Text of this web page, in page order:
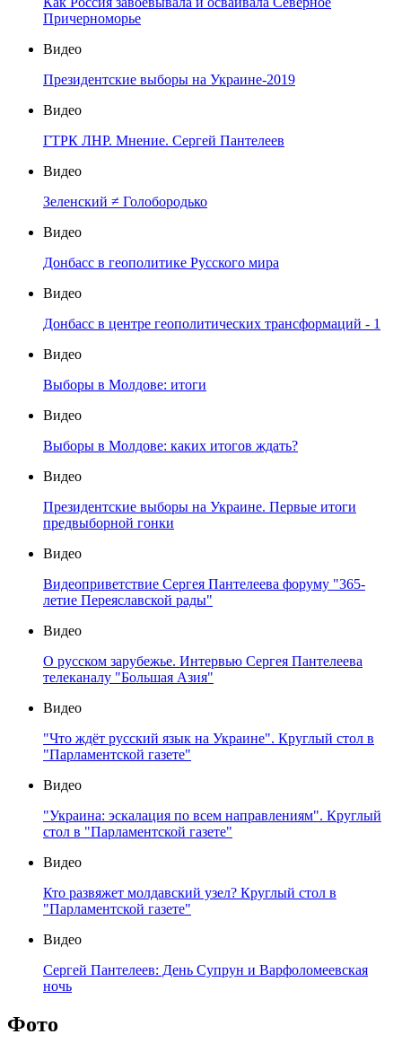
Причерноморье
Видео
Президентские выборы на Украине-2019
Видео
ГТРК ЛНР. Мнение. Сергей Пантелеев
Видео
Зеленский ≠ Голобородько
Видео
Донбасс в геополитике Русского мира
Видео
Донбасс в центре геополитических трансформаций - 1
Видео
Выборы в Молдове: итоги
Видео
Выборы в Молдове: каких итогов ждать?
Видео
Президентские выборы на Украине. Первые итоги
предвыборной гонки
Видео
Видеоприветствие Сергея Пантелеева форуму "365-
летие Переяславской рады"
Видео
О русском зарубежье. Интервью Сергея Пантелеева
телеканалу "Большая Азия"
Видео
"Что ждёт русский язык на Украине". Круглый стол в
"Парламентской газете"
Видео
"Украина: эскалация по всем направлениям". Круглый
стол в "Парламентской газете"
Видео
Кто развяжет молдавский узел? Круглый стол в
"Парламентской газете"
Видео
Сергей Пантелеев: День Супрун и Варфоломеевская
ночь
Фото